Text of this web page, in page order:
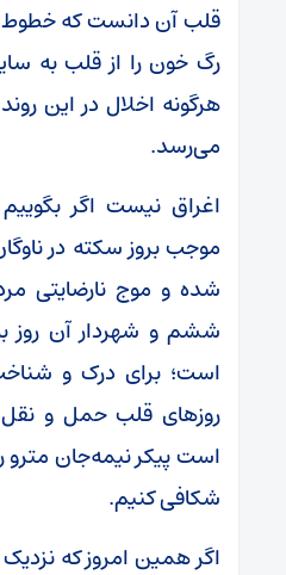
قلب آن دانست که خطوط
رگ خون را از قلب به
هرگونه اخلال در این
می‌رسد.
اغراق نیست اگر
موجب بروز سکته در
شده و موج نارضایتی
ششم و شهردار آن روز
است؛ برای درک و
روز‌های قلب حمل و
است پیکر نیمه‌جان مترو
شکافی کنیم.